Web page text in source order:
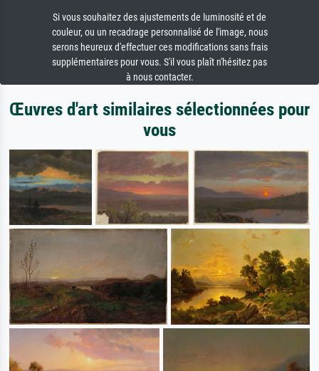
Si vous souhaitez des ajustements de luminosité et de
couleur, ou un recadrage personnalisé de l'image, nous
serons heureux d'effectuer ces modifications sans frais
supplémentaires pour vous. S'il vous plaît n'hésitez pas
à nous contacter.
Œuvres d'art similaires sélectionnées pour
vous